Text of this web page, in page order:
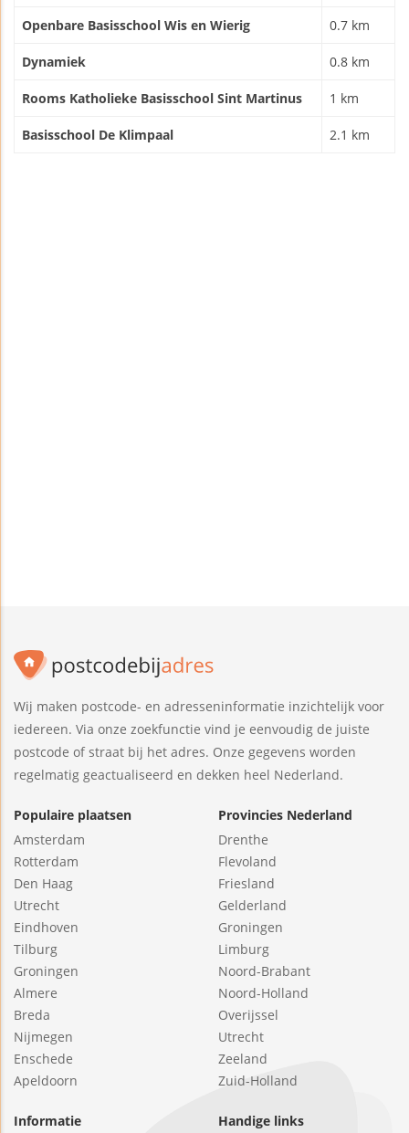
Openbare Basisschool Wis en Wierig 0.7 km
Dynamiek 0.8 km
Rooms Katholieke Basisschool Sint Martinus 1 km
Basisschool De Klimpaal 2.1 km
Wij maken postcode- en adresseninformatie inzichtelijk voor
iedereen. Via onze zoekfunctie vind je eenvoudig de juiste
postcode of straat bij het adres. Onze gegevens worden
regelmatig geactualiseerd en dekken heel Nederland.
Populaire plaatsen
Amsterdam
Rotterdam
Den Haag
Utrecht
Eindhoven
Tilburg
Groningen
Almere
Breda
Nijmegen
Enschede
Apeldoorn
Provincies Nederland
Drenthe
Flevoland
Friesland
Gelderland
Groningen
Limburg
Noord-Brabant
Noord-Holland
Overijssel
Utrecht
Zeeland
Zuid-Holland
Informatie Handige links